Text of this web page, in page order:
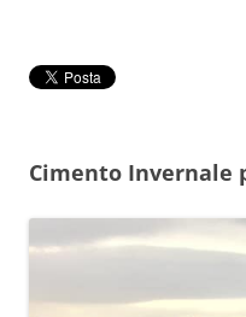
Cimento Invernale